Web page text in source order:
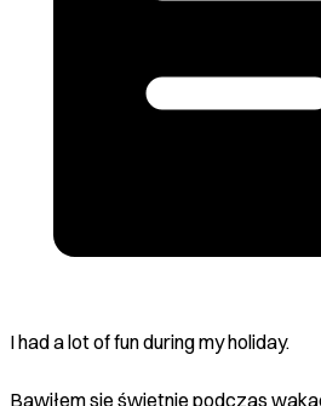
I had a lot of fun during my holiday.
Bawiłem się świetnie podczas